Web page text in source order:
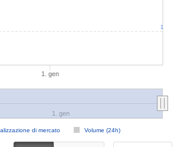
1. gen
di mercato Volume (24h)
1. gen
1